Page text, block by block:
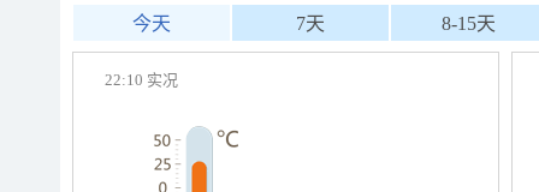
今天 7天 8-15天
22:10 实况